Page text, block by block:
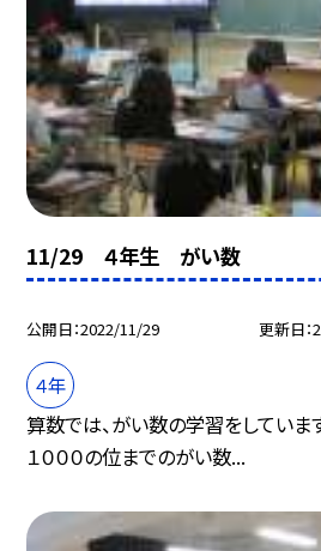
11/29 ４年生 がい数
公開日 2022/11/29 更新日
４年
算数では、がい数の学習をしていま
１０００の位までのがい数...